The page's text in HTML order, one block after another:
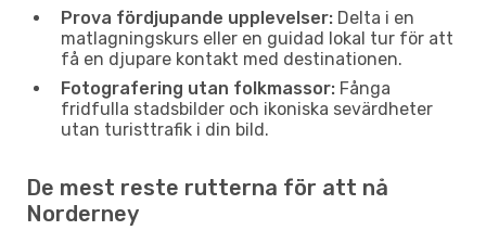
Prova fördjupande upplevelser: Delta i en
matlagningskurs eller en guidad lokal tur för att
få en djupare kontakt med destinationen.
Fotografering utan folkmassor: Fånga
fridfulla stadsbilder och ikoniska sevärdheter
utan turisttrafik i din bild.
De mest reste rutterna för att nå
Norderney